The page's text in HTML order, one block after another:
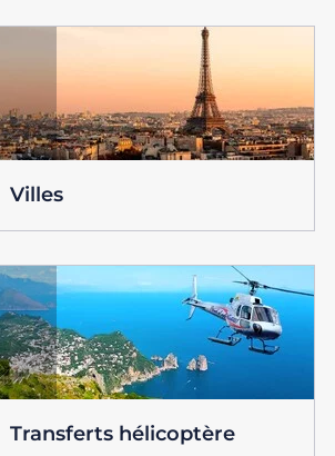
Villes
Transferts hélicoptère